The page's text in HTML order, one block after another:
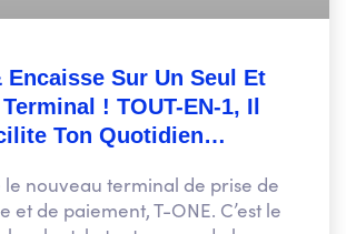
Encaisse Sur Un Seul Et
! TOUT-EN-1, Il
Ton Quotidien…
nouveau terminal de prise de
et de paiement, T-ONE. C’est le